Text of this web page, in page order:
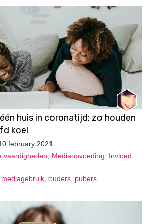
huis in coronatijd: zo houden
koel
february 2021
vaardigheden Mediaopvoeding
Invloed
mediagebruik ouders pubers